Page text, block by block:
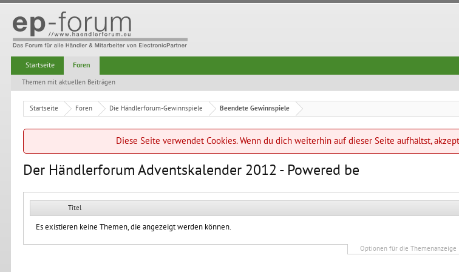
Startseite Foren Die Händlerforum-Gewinnspiele Beendete Gewinnspiele
Diese Seite verwendet Cookies. Wenn du dich weiterhin auf dieser Seite aufhältst,
Der Händlerforum Adventskalender 2012 - Powered be
Titel
Es existieren keine Themen, die angezeigt werden können.
Optionen für die Themenanzeige
Startseite Foren
Themen mit aktuellen Beiträgen